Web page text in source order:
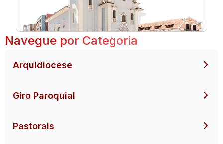
Navegue por Categoria
Arquidiocese
Giro Paroquial
Pastorais